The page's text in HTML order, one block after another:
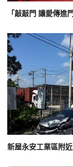
「敲敲門 讓愛傳
新屋永安工業區